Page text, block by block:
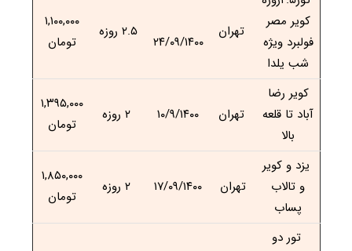
کویر مصر
فولبرد ویژه
شب یلدا
تهران
۲۴/۰۹/۱۴۰۰
۲.۵ روزه
۱,۱۰۰,۰۰۰
تومان
کویر رضا
آباد تا قلعه
بالا
تهران ۱۰/۹/۱۴۰۰
۱,۳۹۵,۰۰۰
تومان
یزد و کویر
و تالاب
پساب
تهران ۱۷/۰۹/۱۴۰۰
۱,۸۵۰,۰۰۰
تومان
تور دو